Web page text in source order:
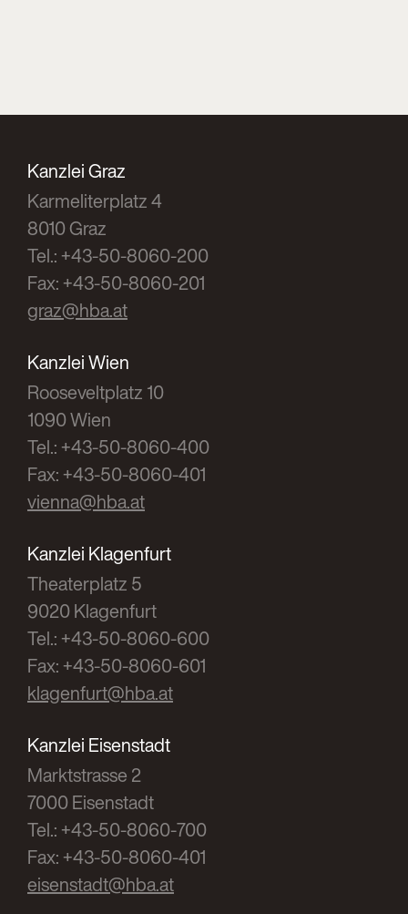
Kanzlei Graz
Karmeliterplatz 4
8010 Graz
Tel.: +43-50-8060-200
Fax: +43-50-8060-201
graz@hba.at
Kanzlei Wien
Rooseveltplatz 10
1090 Wien
Tel.: +43-50-8060-400
Fax: +43-50-8060-401
vienna@hba.at
Kanzlei Klagenfurt
Theaterplatz 5
9020 Klagenfurt
Tel.: +43-50-8060-600
Fax: +43-50-8060-601
klagenfurt@hba.at
Kanzlei Eisenstadt
Marktstrasse 2
7000 Eisenstadt
Tel.: +43-50-8060-700
Fax: +43-50-8060-401
eisenstadt@hba.at